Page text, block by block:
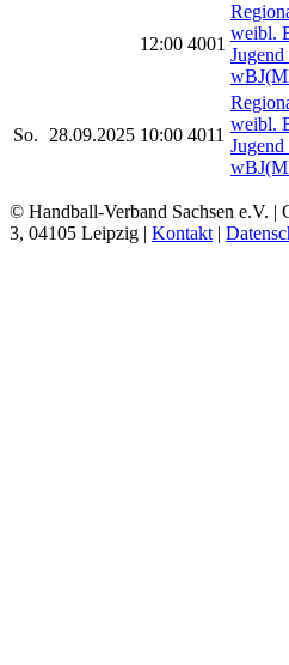
12:00 4001
weibl.
So. 28.09.2025 10:00 4011
weibl.
© Handball-Verband Sachsen e.V. |
3, 04105 Leipzig | Kontakt |